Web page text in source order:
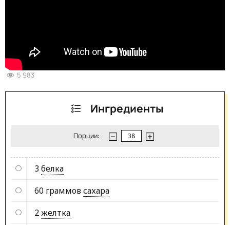
5 983
Ингредиенты
Порции:
3 белка
60 граммовсахара
2желтка